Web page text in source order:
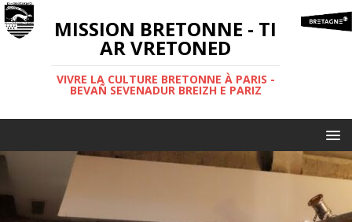
MISSION BRETONNE - TI
AR VRETONED
VIVRE LA CULTURE BRETONNE À PARIS -
BEVAÑ SEVENADUR BREIZH E PARIZ